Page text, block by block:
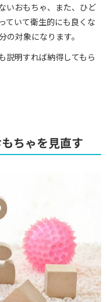
いおもちゃ、また、ひど
ていて衛生的にも良くな
対象になります。
説明すれば納得してもら
ちゃを見直す